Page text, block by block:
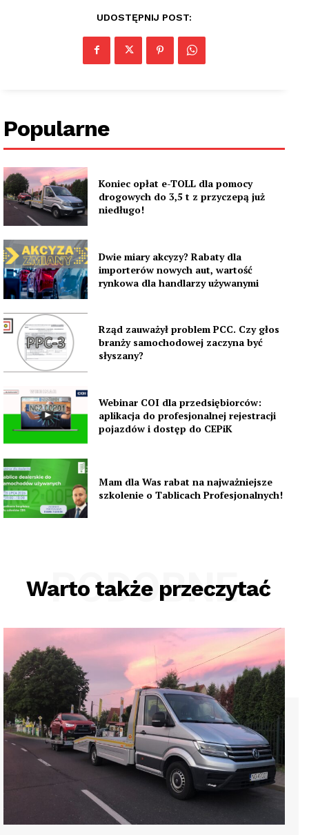
UDOSTĘPNIJ POST:
Popularne
Koniec opłat e-TOLL dla pomocy
drogowych do 3,5 t z przyczepą już
niedługo!
Dwie miary akcyzy? Rabaty dla
importerów nowych aut, wartość
rynkowa dla handlarzy używanymi
Rząd zauważył problem PCC. Czy głos
branży samochodowej zaczyna być
słyszany?
Webinar COI dla przedsiębiorców:
aplikacja do profesjonalnej rejestracji
pojazdów i dostęp do CEPiK
Mam dla Was rabat na najważniejsze
szkolenie o Tablicach Profesjonalnych!
Warto także przeczytać
PODOBNE